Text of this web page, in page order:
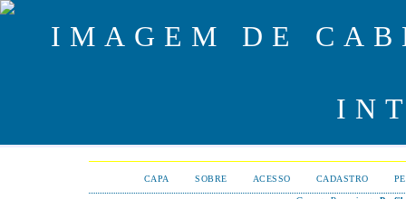
CAPA SOBRE ACESSO CADASTRO